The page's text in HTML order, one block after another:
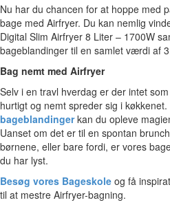
Nu har du chancen for at hoppe med
bage med Airfryer. Du kan nemlig
Digital Slim Airfryer 8 Liter – 1700W
bageblandinger til en samlet værdi af
Bag nemt med Airfryer
Selv i en travl hverdag er der intet
hurtigt og nemt spreder sig i køkkenet.
bageblandingerkan du opleve
Uanset om det er til en spontan
børnene, eller bare fordi, er vores
du har lyst.
Besøg vores Bageskole og få
til at mestre Airfryer-bagning.